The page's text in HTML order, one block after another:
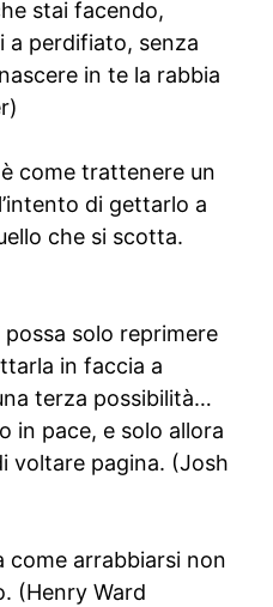
stai facendo,
a perdifiato, senza
in te la rabbia
come trattenere un
di gettarlo a
che si scotta.
solo reprimere
in faccia a
terza possibilità…
in pace, e solo allora
voltare pagina. (Josh
come arrabbiarsi non
(Henry Ward